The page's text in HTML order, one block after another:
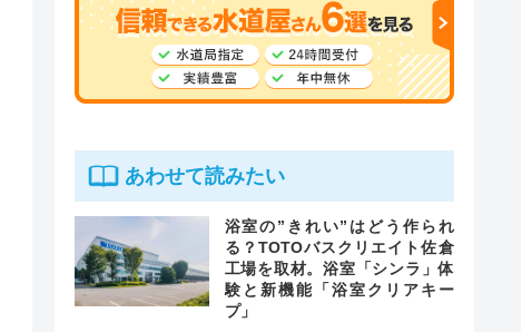
あわせて読みたい
浴室の”きれい”はどう作られ
る？TOTOバスクリエイト佐倉
工場を取材。浴室「シンラ」体
験と新機能「浴室クリアキー
プ」